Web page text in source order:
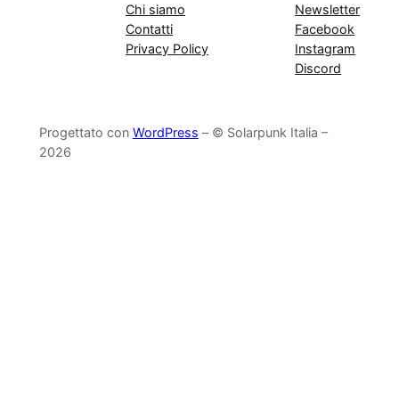
Chi siamo
Contatti
Privacy Policy
Newsletter
Facebook
Instagram
Discord
Progettato con WordPress – © Solarpunk Italia –
2026